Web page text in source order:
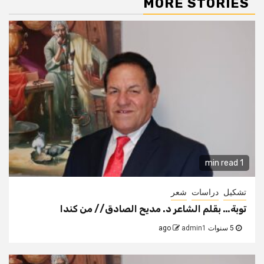
MORE STORIES
1 min read
تشكيل دراسات شعر
توبة… بقلم الشاعر د. مديح الصادق// من كندا
admin1